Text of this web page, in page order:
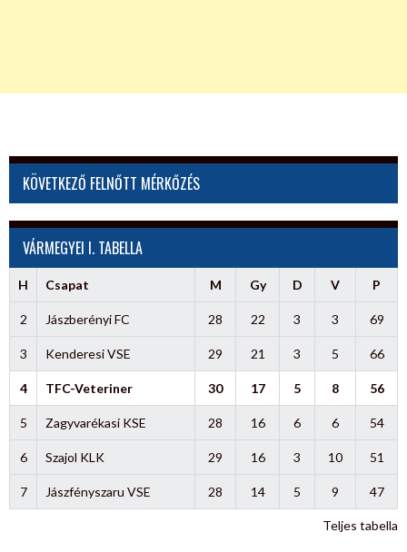
KÖVETKEZŐ FELNŐTT MÉRKŐZÉS
VÁRMEGYEI I. TABELLA
H Csapat M Gy D V P
2 Jászberényi FC 28 22 3 3 69
3 Kenderesi VSE 29 21 3 5 66
4 TFC-Veteriner 30 17 5 8 56
5 Zagyvarékasi KSE 28 16 6 6 54
6 Szajol KLK 29 16 3 10 51
7 Jászfényszaru VSE 28 14 5 9 47
Teljes tabella